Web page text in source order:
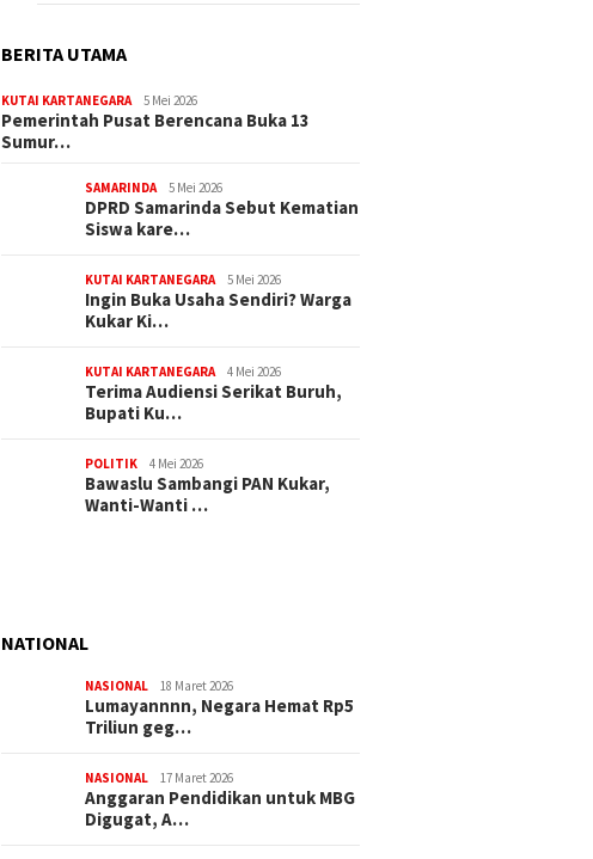
BERITA UTAMA
KUTAI KARTANEGARA 5 Mei 2026
Pemerintah Pusat Berencana Buka 13
Sumur…
SAMARINDA 5 Mei 2026
DPRD Samarinda Sebut Kematian
Siswa kare…
KUTAI KARTANEGARA 5 Mei 2026
Ingin Buka Usaha Sendiri? Warga
Kukar Ki…
KUTAI KARTANEGARA 4 Mei 2026
Terima Audiensi Serikat Buruh,
Bupati Ku…
POLITIK 4 Mei 2026
Bawaslu Sambangi PAN Kukar,
Wanti-Wanti …
NATIONAL
NASIONAL 18 Maret 2026
Lumayannnn, Negara Hemat Rp5
Triliun geg…
NASIONAL 17 Maret 2026
Anggaran Pendidikan untuk MBG
Digugat, A…